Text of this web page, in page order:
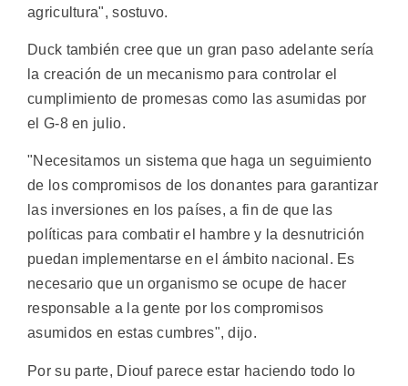
agricultura", sostuvo.
Duck también cree que un gran paso adelante sería
la creación de un mecanismo para controlar el
cumplimiento de promesas como las asumidas por
el G-8 en julio.
"Necesitamos un sistema que haga un seguimiento
de los compromisos de los donantes para garantizar
las inversiones en los países, a fin de que las
políticas para combatir el hambre y la desnutrición
puedan implementarse en el ámbito nacional. Es
necesario que un organismo se ocupe de hacer
responsable a la gente por los compromisos
asumidos en estas cumbres", dijo.
Por su parte, Diouf parece estar haciendo todo lo